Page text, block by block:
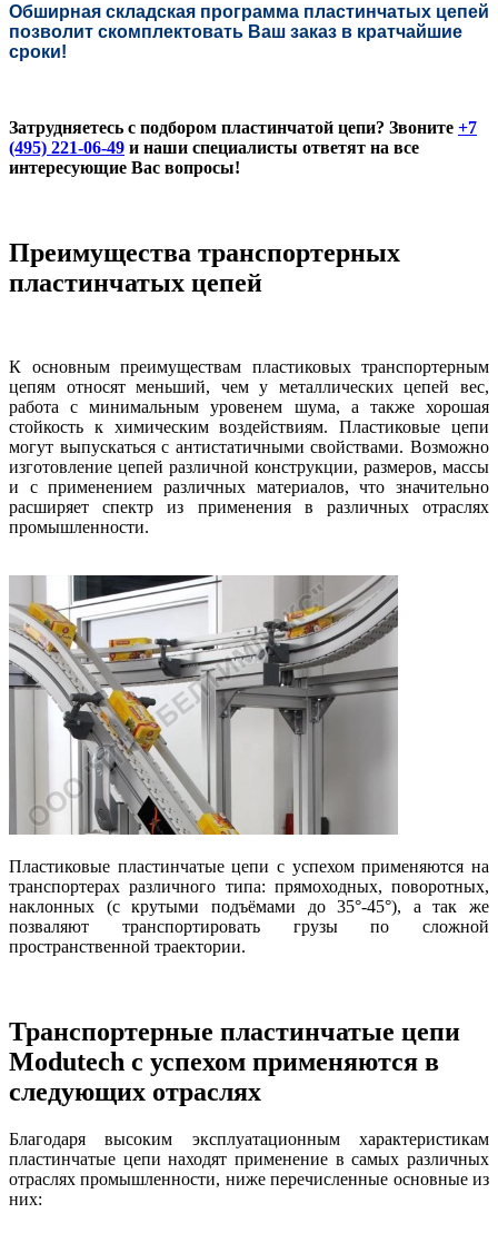
Обширная складская программа пластинчатых цепей
позволит скомплектовать Ваш заказ в кратчайшие
сроки!
Затрудняетесь с подбором пластинчатой цепи? Звоните +7
(495) 221-06-49 и наши специалисты ответят на все
интересующие Вас вопросы!
Преимущества транспортерных
пластинчатых цепей
К основным преимуществам пластиковых транспортерным
цепям относят меньший, чем у металлических цепей вес,
работа с минимальным уровенем шума, а также хорошая
стойкость к химическим воздействиям. Пластиковые цепи
могут выпускаться с антистатичными свойствами. Возможно
изготовление цепей различной конструкции, размеров, массы
и с применением различных материалов, что значительно
расширяет спектр из применения в различных отраслях
промышленности.
Пластиковые пластинчатые цепи с успехом применяются на
транспортерах различного типа: прямоходных, поворотных,
наклонных (с крутыми подъёмами до 35°-45°), а так же
позваляют транспортировать грузы по сложной
пространственной траектории.
Транспортерные пластинчатые цепи
Modutech с успехом применяются в
следующих отраслях
Благодаря высоким эксплуатационным характеристикам
пластинчатые цепи находят применение в самых различных
отраслях промышленности, ниже перечисленные основные из
них: